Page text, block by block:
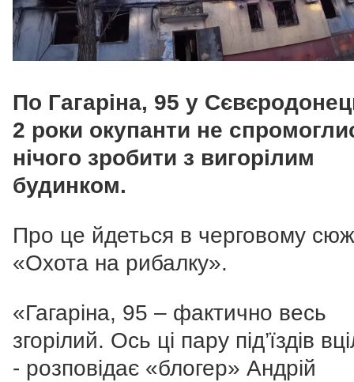
По Гагаріна, 95 у
2 роки окупанти не
нічого зробити з вигорілим
будинком.
Про це йдеться в черговому
«Охота на рибалку».
«Гагаріна, 95 – фактично весь
згорілий. Ось ці пару під’їздів
- розповідає «блогер» Андрій